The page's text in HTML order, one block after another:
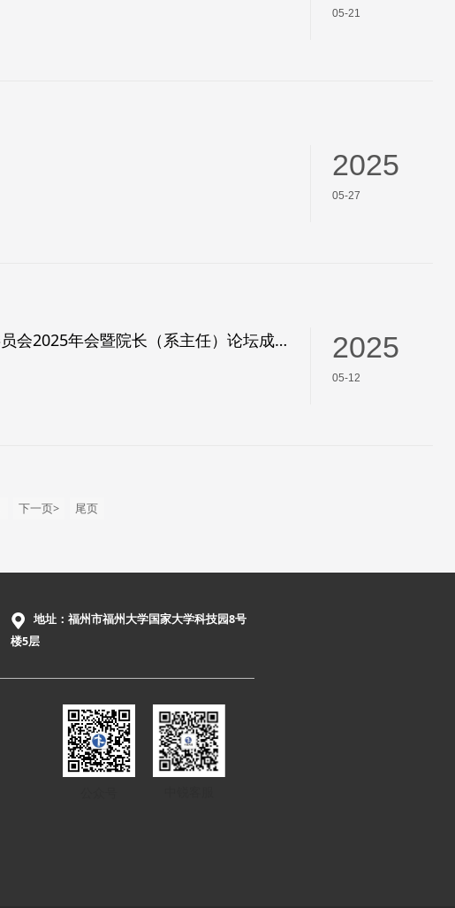
05-21
2025
05-27
2025
05-12
中锐网络助力河南省高等学校计算机教育研究会职业教育专业委员会2025年会暨院长（系主任）论坛成功举办
下一页> 尾页
地址：福州市福州大学国家大学科技园8号
楼5层